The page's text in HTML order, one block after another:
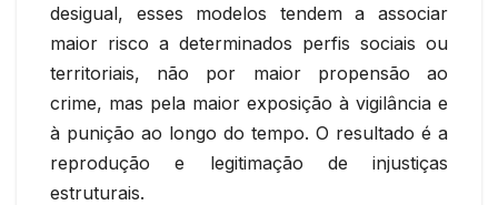
desigual, esses modelos tendem a associar
maior risco a determinados perfis sociais ou
territoriais, não por maior propensão ao
crime, mas pela maior exposição à vigilância e
à punição ao longo do tempo. O resultado é a
reprodução e legitimação de injustiças
estruturais.